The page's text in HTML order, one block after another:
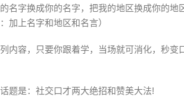
名字换成你的名字，把我的地区换成你的地
上名字和地区和名言）
内容，只要你跟着学，当场就可消化，秒变
题是：社交口才两大绝招和赞美大法!